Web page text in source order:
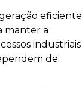
eficiente
manter a
industriais
de